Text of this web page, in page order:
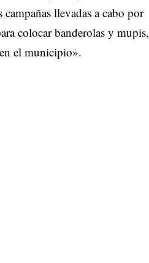
llevadas a cabo por
colocar banderolas y mupis,
el municipio».